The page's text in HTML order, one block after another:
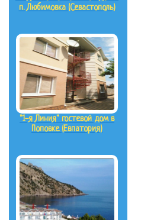
п. Любимовка (Севастополь)
"1-я Линия" гостевой дом в
Поповке (Евпатория)